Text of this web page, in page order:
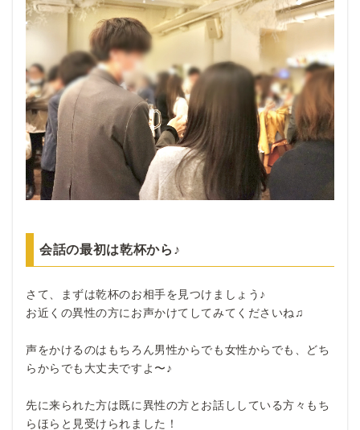
会話の最初は乾杯から♪
さて、まずは乾杯のお相手を見つけましょう♪
お近くの異性の方にお声かけてしてみてくださいね♫
声をかけるのはもちろん男性からでも女性からでも、どち
らからでも大丈夫ですよ〜♪
先に来られた方は既に異性の方とお話ししている方々もち
らほらと見受けられました！